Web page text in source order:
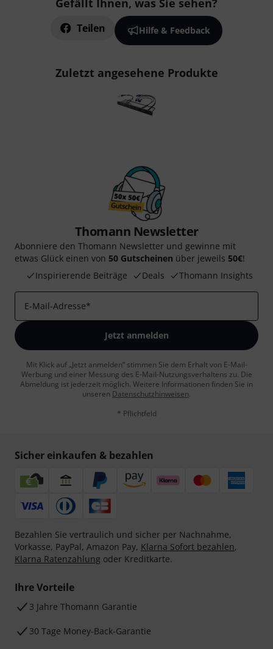
Gefällt Ihnen, was Sie sehen?
Teilen Hilfe & Feedback
Zuletzt angesehene Produkte
Thomann Newsletter
Abonniere den Thomann Newsletter und gewinne mit
etwas Glück einen von 50 Gutscheinen über jeweils 50€!
Inspirierende Beiträge
Deals Thomann Insights
E-Mail-Adresse*
Jetzt anmelden
Mit Klick auf „Jetzt anmelden“ stimmen Sie dem Erhalt von E-Mail-
Werbung und einer Messung des E-Mail-Nutzungsverhaltens zu. Die
Abmeldung ist jederzeit möglich. Weitere Informationen finden Sie in
unseren Datenschutzhinweisen.
* Pflichtfeld
Sicher einkaufen & bezahlen
Bezahlen Sie vertraulich und sicher per Nachnahme,
Vorkasse, PayPal, Amazon Pay, Klarna Sofort bezahlen,
Klarna Ratenzahlung oder Kreditkarte.
Ihre Vorteile
3 Jahre Thomann Garantie
30 Tage Money-Back-Garantie